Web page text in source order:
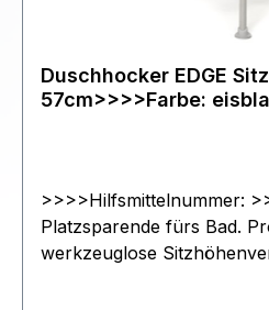
Duschhocker EDGE
57cm>>>>Farbe:
>>>>Hilfsmittelnummer:
Platzsparende fürs Bad.
werkzeuglose